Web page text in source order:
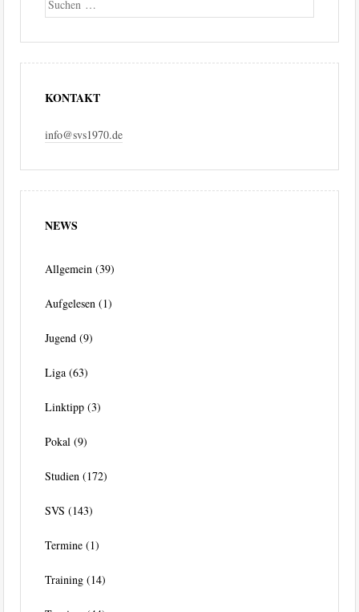
KONTAKT
info@svs1970.de
NEWS
Allgemein (39)
Aufgelesen (1)
Jugend (9)
Liga (63)
Linktipp (3)
Pokal (9)
Studien (172)
SVS (143)
Termine (1)
Training (14)